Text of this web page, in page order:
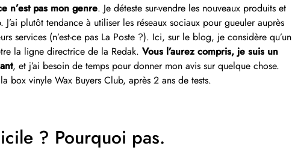
n’est pas mon genre. Je déteste sur-vendre les nouveaux produits et
plutôt tendance à utiliser les réseaux sociaux pour gueuler auprès
services (n’est-ce pas La Poste ?). Ici, sur le blog, je considère qu’un
la ligne directrice de la Redak. Vous l’aurez compris, je suis un
, et j’ai besoin de temps pour donner mon avis sur quelque chose.
box vinyle Wax Buyers Club, après 2 ans de tests.
? Pourquoi pas.